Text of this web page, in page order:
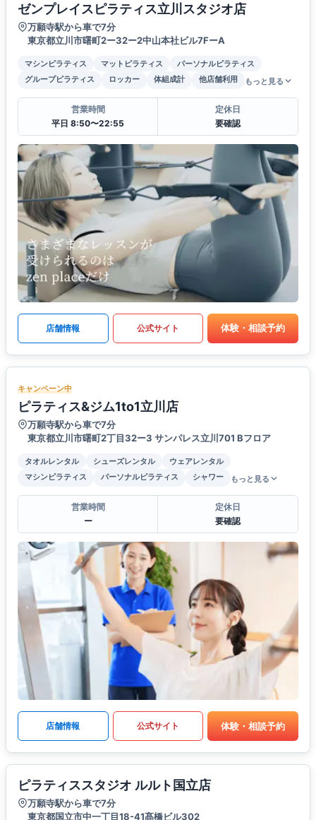
ゼンプレイスピラティス立川スタジオ店
万願寺駅から車で7分
東京都立川市曙町2ー32ー2中山本社ビル7FーA
マシンピラティス マットピラティス
パーソナルピラティス
グループピラティス
ロッカー 体組成計 他店舗利用 もっと見る
営業時間
平日 8:50〜22:55
定休日
要確認
店舗情報 公式サイト 体験・相談予約
キャンペーン中
ピラティス&ジム1to1立川店
万願寺駅から車で7分
東京都立川市曙町2丁目32ー3 サンパレス立川701 Bフロア
タオルレンタル シューズレンタル
ウェアレンタル
マシンピラティス
パーソナルピラティス シャワー もっと見る
営業時間
ー
定休日
要確認
店舗情報 公式サイト 体験・相談予約
ピラティススタジオ ルルト国立店
万願寺駅から車で7分
東京都国立市中一丁目18-41髙橋ビル302